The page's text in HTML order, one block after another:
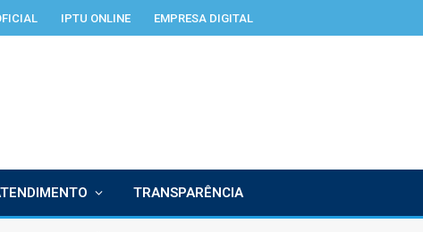
IPTU ONLINE EMPRESA DIGITAL
TRANSPARÊNCIA